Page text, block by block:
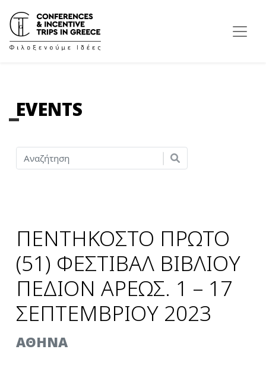
EVENTS
ΠΕΝΤΗΚΟΣΤΟ ΠΡΩΤΟ
(51) ΦΕΣΤΙΒΑΛ ΒΙΒΛΙΟΥ
ΠΕΔΙΟΝ ΑΡΕΩΣ. 1 – 17
ΣΕΠΤΕΜΒΡΙΟΥ 2023
AΘΗΝΑ